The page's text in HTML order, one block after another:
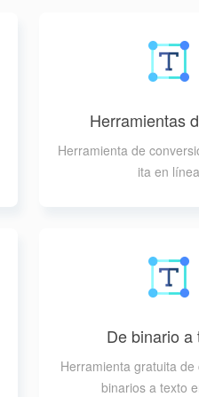
Herramientas
Herramienta de
ita en línea
De binario a
Herramienta gratuita de
binarios a texto